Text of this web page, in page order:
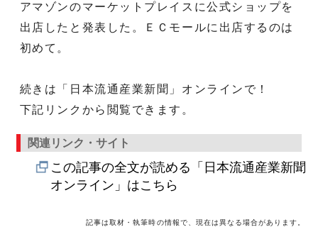
アマゾンのマーケットプレイスに公式ショップを
出店したと発表した。ＥＣモールに出店するのは
初めて。
続きは「日本流通産業新聞」オンラインで！
下記リンクから閲覧できます。
関連リンク・サイト
この記事の全文が読める「日本流通産業新聞
オンライン」はこちら
記事は取材・執筆時の情報で、現在は異なる場合があります。